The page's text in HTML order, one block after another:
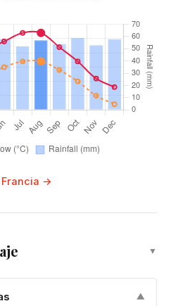
Francia →
▼
▼